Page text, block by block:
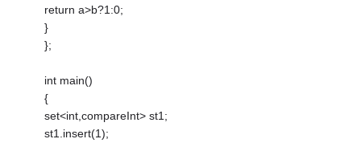
return a>b?1:0;
}
};
int main()
{
set<int,compareInt> st1;
st1.insert(1);